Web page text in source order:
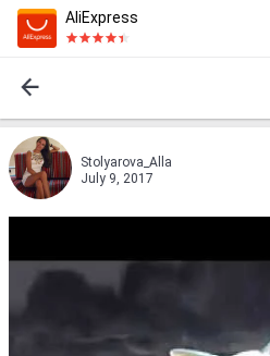
AliExpress
Stolyarova_Alla
July 9, 2017